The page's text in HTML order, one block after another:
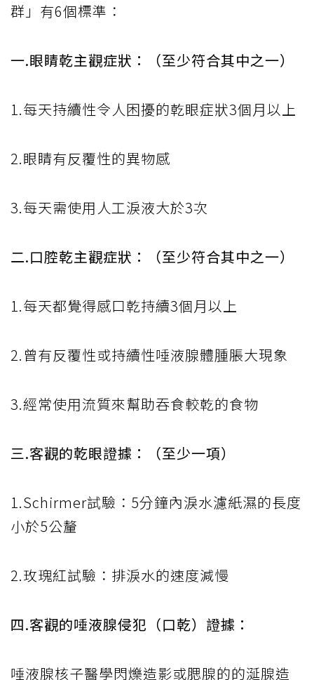
群」有6個標準：
一.眼睛乾主觀症狀：（至少符合其中之一）
1.每天持續性令人困擾的乾眼症狀3個月以上
2.眼睛有反覆性的異物感
3.每天需使用人工淚液大於3次
二.口腔乾主觀症狀：（至少符合其中之一）
1.每天都覺得感口乾持續3個月以上
2.曾有反覆性或持續性唾液腺體腫脹大現象
3.經常使用流質來幫助吞食較乾的食物
三.客觀的乾眼證據：（至少一項）
1.Schirmer試驗：5分鐘內淚水濾紙濕的長度
小於5公釐
2.玫瑰紅試驗：排淚水的速度減慢
四.客觀的唾液腺侵犯（口乾）證據：
唾液腺核子醫學閃爍造影或腮腺的的涎腺造